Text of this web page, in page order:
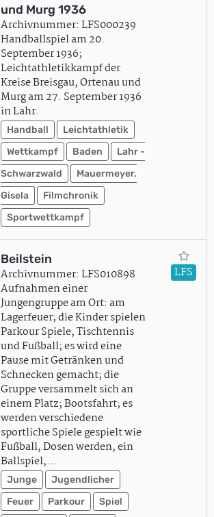
und Murg 1936
Archivnummer: LFS000239
Handballspiel am 20.
September 1936;
Leichtathletikkampf der
Kreise Breisgau, Ortenau und
Murg am 27. September 1936
in Lahr.
Handball
Leichtathletik
Wettkampf
Baden
Lahr -
Schwarzwald
Mauermeyer,
Gisela
Filmchronik
Sportwettkampf
Beilstein
Archivnummer: LFS010898
Aufnahmen einer
Jungengruppe am Ort: am
Lagerfeuer; die Kinder spielen
Parkour Spiele, Tischtennis
und Fußball; es wird eine
Pause mit Getränken und
Schnecken gemacht; die
Gruppe versammelt sich an
einem Platz; Bootsfahrt; es
werden verschiedene
sportliche Spiele gespielt wie
Fußball, Dosen werden, ein
Ballspiel,…
Junge
Jugendlicher
Feuer
Parkour Spiel
LFS